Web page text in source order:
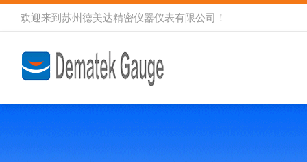
欢迎来到 苏州德美达精密仪器仪表有限公司 ！